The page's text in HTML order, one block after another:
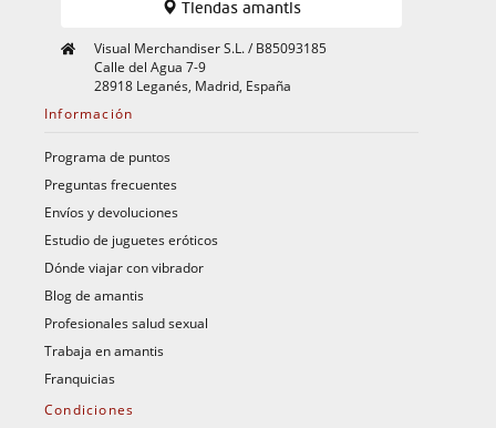
Tiendas amantis
Visual Merchandiser S.L. / B85093185
Calle del Agua 7-9
28918 Leganés, Madrid, España
Información
Programa de puntos
Preguntas frecuentes
Envíos y devoluciones
Estudio de juguetes eróticos
Dónde viajar con vibrador
Blog de amantis
Profesionales salud sexual
Trabaja en amantis
Franquicias
Condiciones